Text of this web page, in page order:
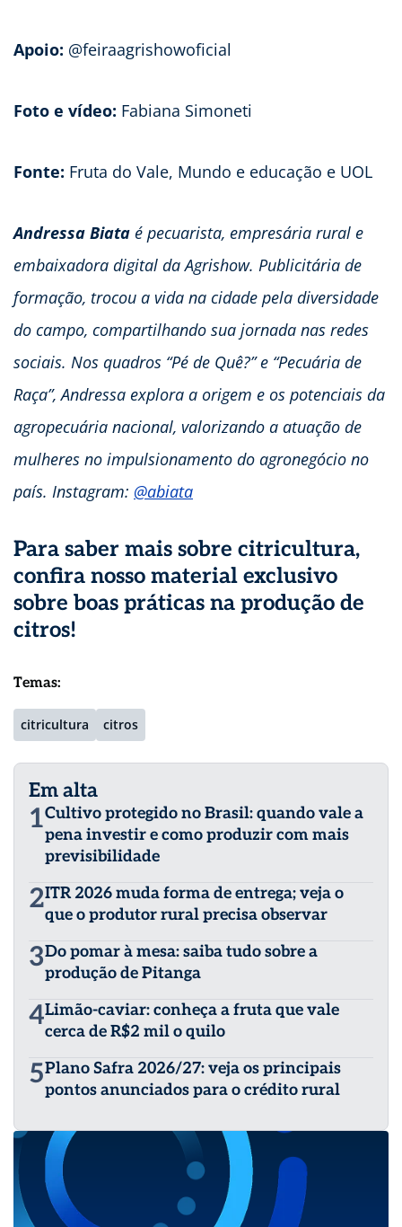
Apoio: @feiraagrishowoficial
Foto e vídeo: Fabiana Simoneti
Fonte: Fruta do Vale, Mundo e educação e UOL
Andressa Biata é pecuarista, empresária rural e
embaixadora digital da Agrishow. Publicitária de
formação, trocou a vida na cidade pela diversidade
do campo, compartilhando sua jornada nas redes
sociais. Nos quadros “Pé de Quê?” e “Pecuária de
Raça”, Andressa explora a origem e os potenciais da
agropecuária nacional, valorizando a atuação de
mulheres no impulsionamento do agronegócio no
país. Instagram: @abiata
Para saber mais sobre citricultura,
confira nosso material exclusivo
sobre boas práticas na produção de
citros!
Temas:
citricultura citros
Em alta
1Cultivo protegido no Brasil: quando vale a
pena investir e como produzir com mais
previsibilidade
2ITR 2026 muda forma de entrega; veja o
que o produtor rural precisa observar
3Do pomar à mesa: saiba tudo sobre a
produção de Pitanga
4Limão-caviar: conheça a fruta que vale
cerca de R$2 mil o quilo
5Plano Safra 2026/27: veja os principais
pontos anunciados para o crédito rural